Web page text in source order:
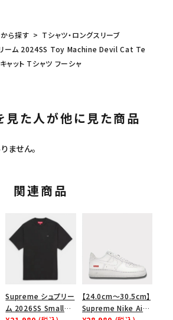
ら探す
Tシャツ・ロングスリーブ
ーム 2024SS Toy Machine Devil Cat Te
ャット Tシャツ フーシャ
見た人が他に見た商品
ません。
関連商品
Supreme シュプリー
ム 2026SS Small
【24.0cm～30.5cm】
Supreme Nike Air